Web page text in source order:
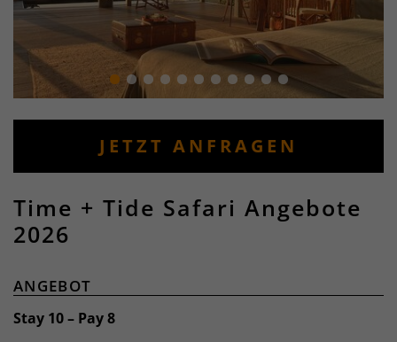
JETZT ANFRAGEN
Time + Tide Safari Angebote
2026
ANGEBOT
Stay 10 – Pay 8